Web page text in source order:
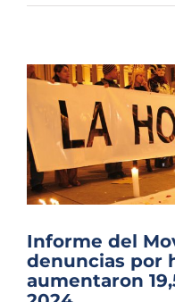
Informe del
denuncias por
aumentaron